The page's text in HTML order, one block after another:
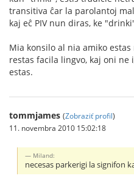
transitiva ĉar la parolantoj
kaj eĉ PIV nun diras, ke
Mia konsilo al nia amiko
restas facila lingvo, kaj oni
estas.
tommjames (Zobraziť profil)
11. novembra 2010 15:02:18
Miland:
necesas parkerigi la signifon